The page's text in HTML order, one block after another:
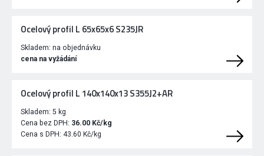
Ocelový profil L 65x65x6 S235JR
Skladem: na objednávku
cena na vyžádání
Ocelový profil L 140x140x13 S355J2+AR
Skladem: 5 kg
Cena bez DPH: 36.00 Kč/kg
Cena s DPH: 43.60 Kč/kg